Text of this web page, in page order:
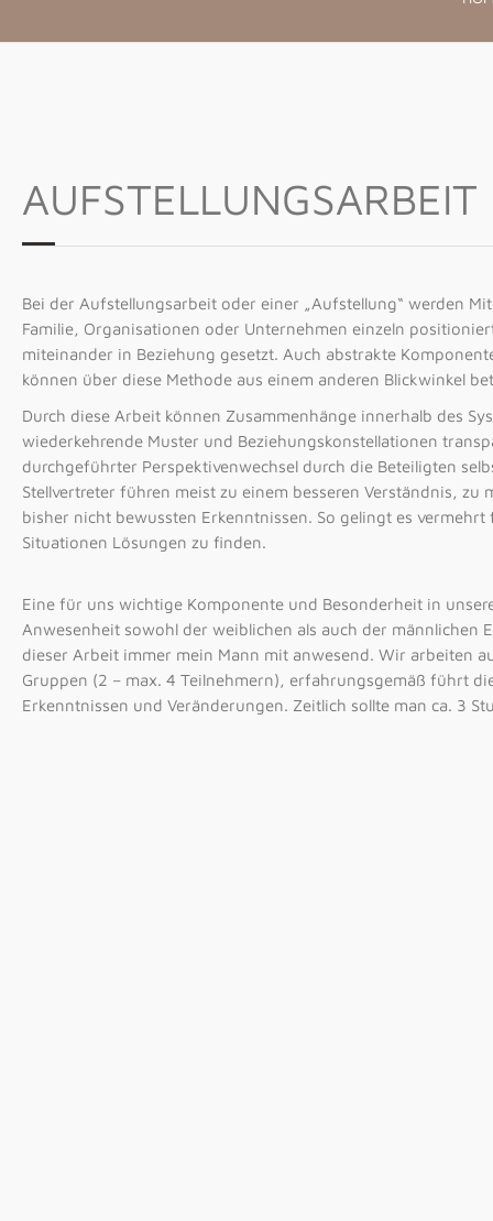
AUFSTELLUNGSARBEIT
Bei der Aufstellungsarbeit oder einer „Aufstellung“ werden
Familie, Organisationen oder Unternehmen einzeln
miteinander in Beziehung gesetzt. Auch abstrakte
können über diese Methode aus einem anderen Blickwinkel
Durch diese Arbeit können Zusammenhänge innerhalb des
wiederkehrende Muster und Beziehungskonstellationen
durchgeführter Perspektivenwechsel durch die Beteiligten
Stellvertreter führen meist zu einem besseren Verständnis, zu
bisher nicht bewussten Erkenntnissen. So gelingt es vermehrt
Situationen Lösungen zu finden.
Eine für uns wichtige Komponente und Besonderheit in
Anwesenheit sowohl der weiblichen als auch der männlichen
dieser Arbeit immer mein Mann mit anwesend. Wir arbeiten
Gruppen (2 – max. 4 Teilnehmern), erfahrungsgemäß führt
Erkenntnissen und Veränderungen. Zeitlich sollte man ca. 3